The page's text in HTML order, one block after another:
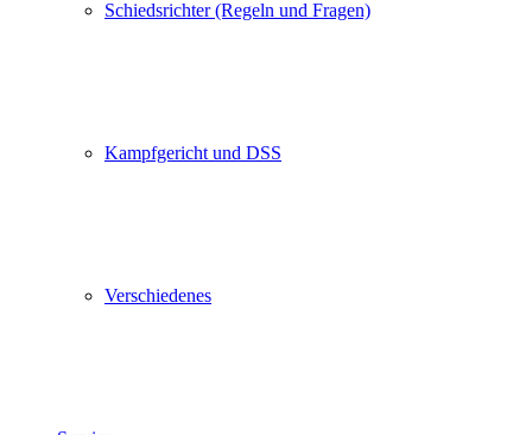
Schiedsrichter (Regeln und Fragen)
Kampfgericht und DSS
Verschiedenes